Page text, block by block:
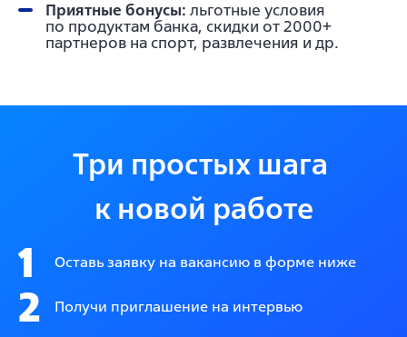
Приятные бонусы: льготные условия
по продуктам банка, скидки от 2000+
партнеров на спорт, развлечения и др.
Три простых шага
к новой работе
1 Оставь заявку на вакансию в форме ниже
2 Получи приглашение на интервью